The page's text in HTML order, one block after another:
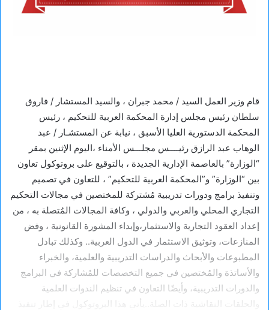
قام وزير العمل السيد / محمد جبران ، والسيد المستشار / فاروق
سلطان رئيس مجلس إدارة المحكمة العربية للتحكيم ، رئيس
المحكمة الدستورية العليا الأسبق ، نيابة عن المستشـار / عبد
الوهاب عبد الرازق رئيــــس مجلـــس الأمناء ،اليوم الإثنين بمقر
“الوزارة” بالعاصمة الإدارية الجديدة ، بالتوقيع على بروتوكول تعاون
بين “الوزارة” و”المحكمة العربية للتحكيم” ، للتعاون في تصميم
وتنفيذ برامج ودورات تدريبية مُشتركة للمختصين في مجالات التحكيم
التجاري المحلي والعربي والدولي ، وكافة المجالات المُتصلة به ، من
إعداد العقود التجارية والاستثمار،وإبداء المشورة القانونية ، وفض
المنازعات، وتوثيق الاستثمار في الدول العربية.. وكذلك تبادل
المطبوعات والأبحاث والدراسات التدريبية والعلمية، والخبراء
والأساتذة والمُختصين في جميع التخصصات للمُشاركة في البرامج
والدورات التدريبية، وأيضًا التعاون في تنظيم الندوات العلمية
والحلقات النقاشية ذات الصلة..يأتي هذا البروتوكول في إطار تنفيذ